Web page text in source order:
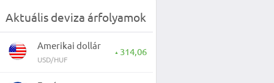
Aktuális deviza árfolyamok
Amerikai dollár
USD/HUF
▲ 314,06